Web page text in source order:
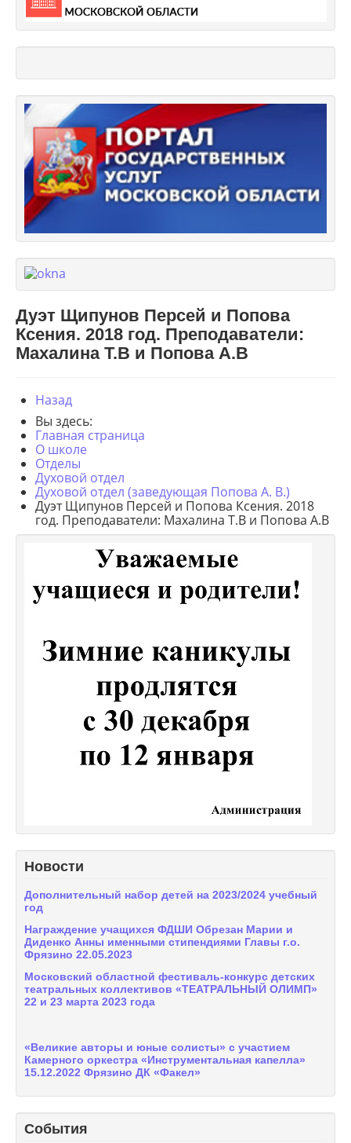
Дуэт Щипунов Персей и Попова
Ксения. 2018 год. Преподаватели:
Махалина Т.В и Попова А.В
Назад
Вы здесь:
Главная страница
О школе
Отделы
Духовой отдел
Духовой отдел (заведующая Попова А. В.)
Дуэт Щипунов Персей и Попова Ксения. 2018
год. Преподаватели: Махалина Т.В и Попова А.В
Новости
Дополнительный набор детей на 2023/2024 учебный
год
Награждение учащихся ФДШИ Обрезан Марии и
Диденко Анны именными стипендиями Главы г.о.
Фрязино 22.05.2023
Московский областной фестиваль-конкурс детских
театральных коллективов «ТЕАТРАЛЬНЫЙ ОЛИМП»
22 и 23 марта 2023 года
«Великие авторы и юные солисты» с участием
Камерного оркестра «Инструментальная капелла»
15.12.2022 Фрязино ДК «Факел»
События